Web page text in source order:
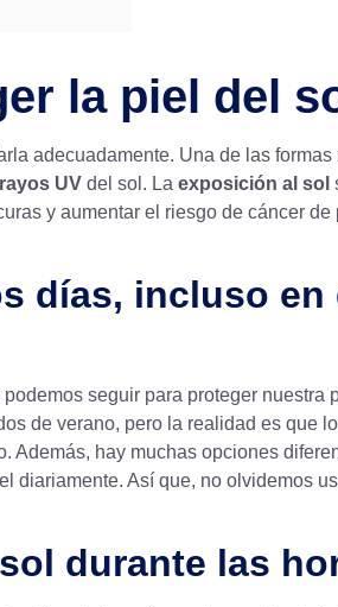
la piel del
adecuadamente. Una de las
UV del sol. La exposición al sol
y aumentar el riesgo de cáncer de
días, incluso en
seguir para proteger nuestra
de verano, pero la realidad es que
hay muchas opciones
diariamente. Así que, no olvidemos
durante las